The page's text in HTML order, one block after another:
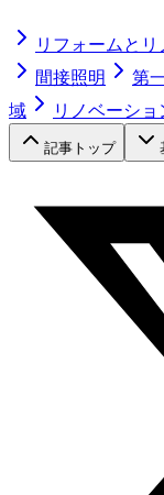
リフォームと
間接照明
第
域
リノベーショ
記事トップ